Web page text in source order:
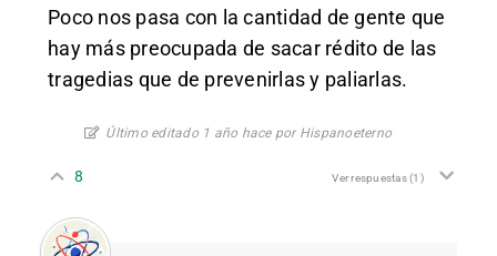
Poco nos pasa con la cantidad de gente que
hay más preocupada de sacar rédito de las
tragedias que de prevenirlas y paliarlas.
Último editado 1 año hace por Hispanoeterno
8 Ver respuestas(1)